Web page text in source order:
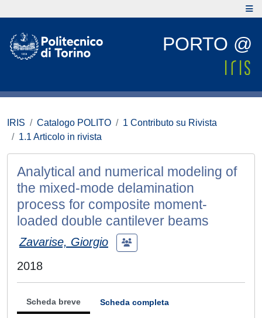
PORTO @
IRIS Catalogo POLITO
1 Contributo su Rivista
1.1 Articolo in rivista
Analytical and numerical modeling of
the mixed-mode delamination
process for composite moment-
loaded double cantilever beams
Zavarise, Giorgio
2018
Scheda breve Scheda completa